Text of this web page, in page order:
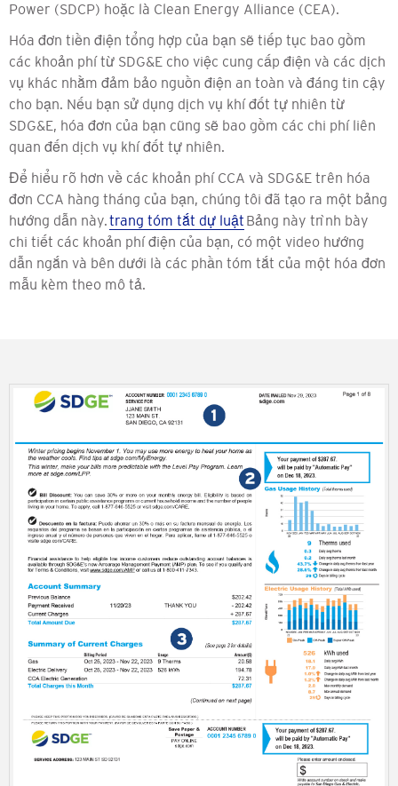
Power (SDCP) hoặc là Clean Energy Alliance (CEA).
Hóa đơn tiền điện tổng hợp của bạn sẽ tiếp tục bao gồm
các khoản phí từ SDG&E cho việc cung cấp điện và các dịch
vụ khác nhằm đảm bảo nguồn điện an toàn và đáng tin cậy
cho bạn. Nếu bạn sử dụng dịch vụ khí đốt tự nhiên từ
SDG&E, hóa đơn của bạn cũng sẽ bao gồm các chi phí liên
quan đến dịch vụ khí đốt tự nhiên.
Để hiểu rõ hơn về các khoản phí CCA và SDG&E trên hóa
đơn CCA hàng tháng của bạn, chúng tôi đã tạo ra một bảng
hướng dẫn này.trang tóm tắt dự luật Bảng này trình bày
chi tiết các khoản phí điện của bạn, có một video hướng
dẫn ngắn và bên dưới là các phần tóm tắt của một hóa đơn
mẫu kèm theo mô tả.